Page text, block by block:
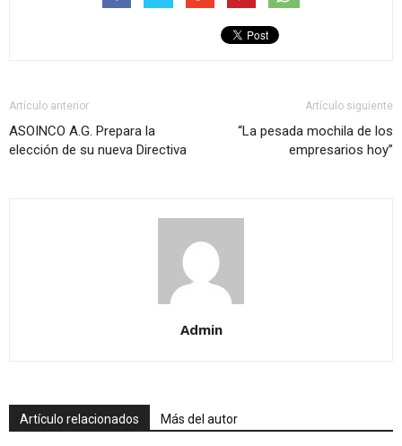
Artículo anterior
ASOINCO A.G. Prepara la
elección de su nueva Directiva
Artículo siguiente
“La pesada mochila de los
empresarios hoy”
Admin
Artículo relacionados Más del autor